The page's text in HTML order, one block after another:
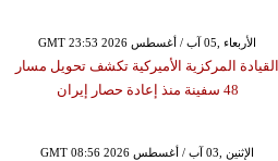
GMT 23:53 2026 الأربعاء ,05 آب / أغسطس
القيادة المركزية الأميركية تكشف تحويل مسار
48 سفينة منذ إعادة حصار إيران
GMT 08:56 2026 الإثنين ,03 آب / أغسطس